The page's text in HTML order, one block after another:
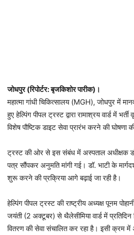
जोधपुर (रिपोर्टर: बृजकिशोर पारीक)।
महात्मा गांधी चिकित्सालय (MGH), जोधपुर में
हुए हेल्पिंग पीपल ट्रस्ट द्वारा रामाश्रय वार्ड में
विशेष पौष्टिक डाइट सेवा प्रारंभ करने की घोषणा
ट्रस्ट की ओर से इस संबंध में अस्पताल अधीक्षक डॉ.
पत्र सौंपकर अनुमति मांगी गई। डॉ. भाटी के
शुरू करने की प्रक्रिया आगे बढ़ाई जा रही है।
हेल्पिंग पीपल ट्रस्ट की राष्ट्रीय अध्यक्ष पूनम
जयंती (2 अक्टूबर) से थैलेसीमिया वार्ड में
वितरण की सेवा संचालित कर रहा है। इसी क्रम में